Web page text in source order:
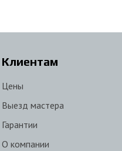
Клиентам
Цены
Выезд мастера
Гарантии
О компании